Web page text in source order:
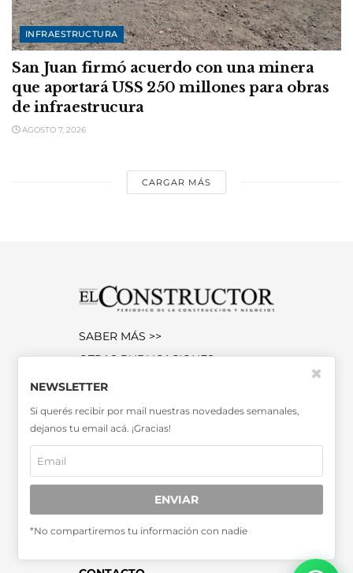
INFRAESTRUCTURA
San Juan firmó acuerdo con una minera
que aportará USS 250 millones para obras
de infraestrucura
AGOSTO 7, 2026
CARGAR MÁS
SABER MÁS >>
OTRAS PUBLICACIONES >>
Miembro de la Asociación de
Entidades Periodísticas Argentinas
ADEPA
NEWSLETTER
Si querés recibir por mail nuestras novedades semanales,
dejanos tu email acá. ¡Gracias!
ENVIAR
*No compartiremos tu información con nadie
✖